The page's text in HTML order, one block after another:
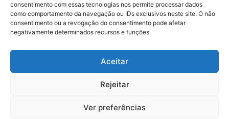
consentimento com essas tecnologias nos permite processar dados
como comportamento da navegação ou IDs exclusivos neste site. O não
consentimento ou a revogação do consentimento pode afetar
negativamente determinados recursos e funções.
Aceitar
Rejeitar
Ver preferências
Início Sobre
Termos de Uso
Política de Privacidade
Contato